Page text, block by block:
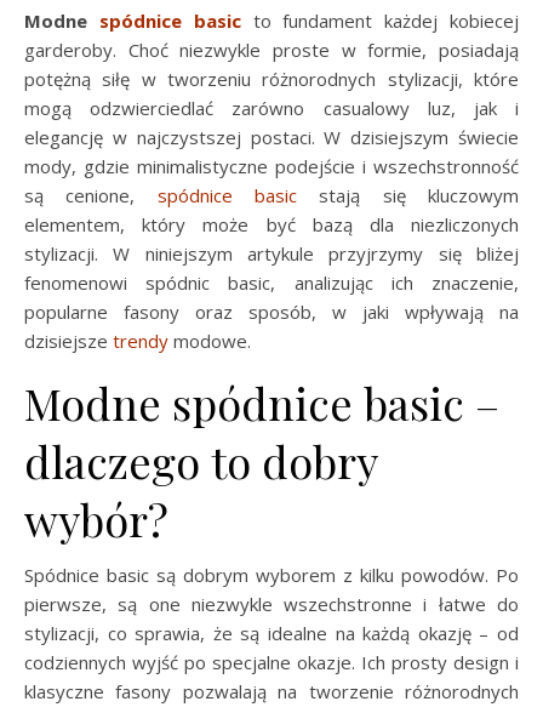
Modne spódnice basicto fundament każdej kobiecej
garderoby. Choć niezwykle proste w formie, posiadają
potężną siłę w tworzeniu różnorodnych stylizacji, które
mogą odzwierciedlać zarówno casualowy luz, jak i
elegancję w najczystszej postaci. W dzisiejszym świecie
mody, gdzie minimalistyczne podejście i wszechstronność
są cenione, spódnice basic stają się kluczowym
elementem, który może być bazą dla niezliczonych
stylizacji. W niniejszym artykule przyjrzymy się bliżej
fenomenowi spódnic basic, analizując ich znaczenie,
popularne fasony oraz sposób, w jaki wpływają na
dzisiejsze trendy modowe.
Modne spódnice basic –
dlaczego to dobry
wybór?
Spódnice basic są dobrym wyborem z kilku powodów. Po
pierwsze, są one niezwykle wszechstronne i łatwe do
stylizacji, co sprawia, że ​​są idealne na każdą okazję – od
codziennych wyjść po specjalne okazje. Ich prosty design i
klasyczne fasony pozwalają na tworzenie różnorodnych